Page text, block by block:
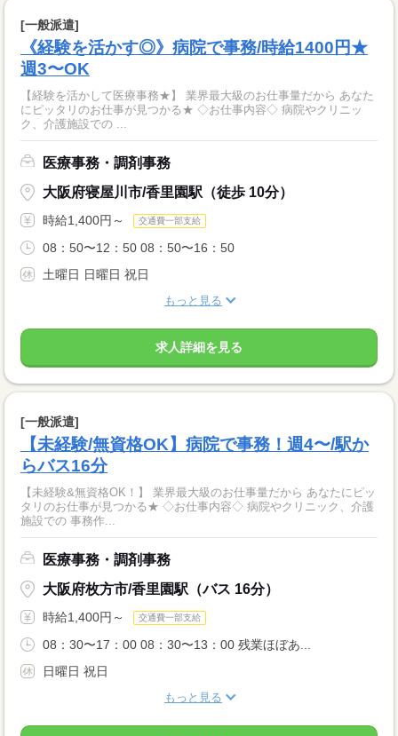
[一般派遣]
《経験を活かす◎》病院で事務/時給1400円★
週3〜OK
【経験を活かして医療事務★】 業界最大級のお仕事量だから あなた
にピッタリのお仕事が見つかる★ ◇お仕事内容◇ 病院やクリニッ
ク、介護施設での ...
医療事務・調剤事務
大阪府寝屋川市/香里園駅（徒歩 10分）
時給1,400円～ 交通費一部支給
08：50〜12：50 08：50〜16：50
土曜日 日曜日 祝日
もっと見る
求人詳細を見る
[一般派遣]
【未経験/無資格OK】病院で事務！週4〜/駅か
らバス16分
【未経験&無資格OK！】 業界最大級のお仕事量だから あなたにピッ
タリのお仕事が見つかる★ ◇お仕事内容◇ 病院やクリニック、介護
施設での 事務作...
医療事務・調剤事務
大阪府枚方市/香里園駅（バス 16分）
時給1,400円～ 交通費一部支給
08：30〜17：00 08：30〜13：00 残業ほぼあ...
日曜日 祝日
もっと見る